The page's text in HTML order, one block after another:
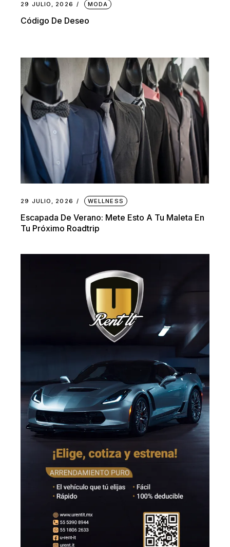
29 JULIO, 2026 MODA
Código De Deseo
29 JULIO, 2026 WELLNESS
Escapada De Verano: Mete Esto A Tu Maleta En
Tu Próximo Roadtrip